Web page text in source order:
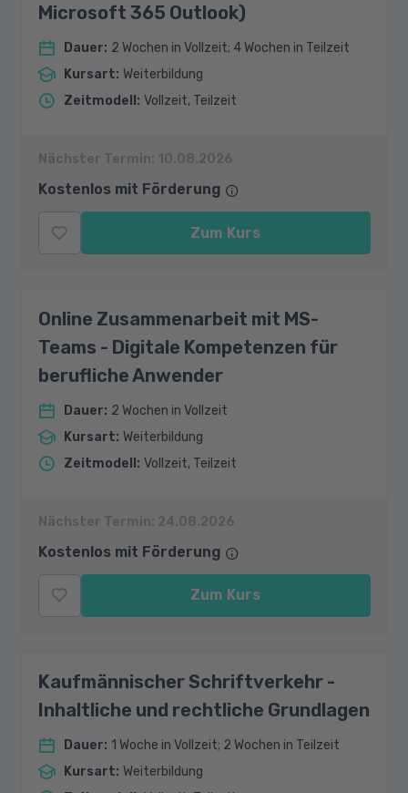
Microsoft 365 Outlook)
Dauer: 2 Wochen in Vollzeit; 4 Wochen in Teilzeit
Kursart: Weiterbildung
Zeitmodell: Vollzeit, Teilzeit
Nächster Termin: 10.08.2026
Kostenlos mit Förderung
Zum Kurs
Online Zusammenarbeit mit MS-
Teams - Digitale Kompetenzen für
berufliche Anwender
Dauer: 2 Wochen in Vollzeit
Kursart: Weiterbildung
Zeitmodell : Vollzeit, Teilzeit
Nächster Termin: 24.08.2026
Kostenlos mit Förderung
Zum Kurs
Kaufmännischer Schriftverkehr -
Inhaltliche und rechtliche Grundlagen
Dauer: 1 Woche in Vollzeit; 2 Wochen in Teilzeit
Kursart: Weiterbildung